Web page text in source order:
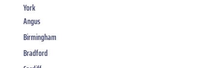
York
Angus
Birmingham
Bradford